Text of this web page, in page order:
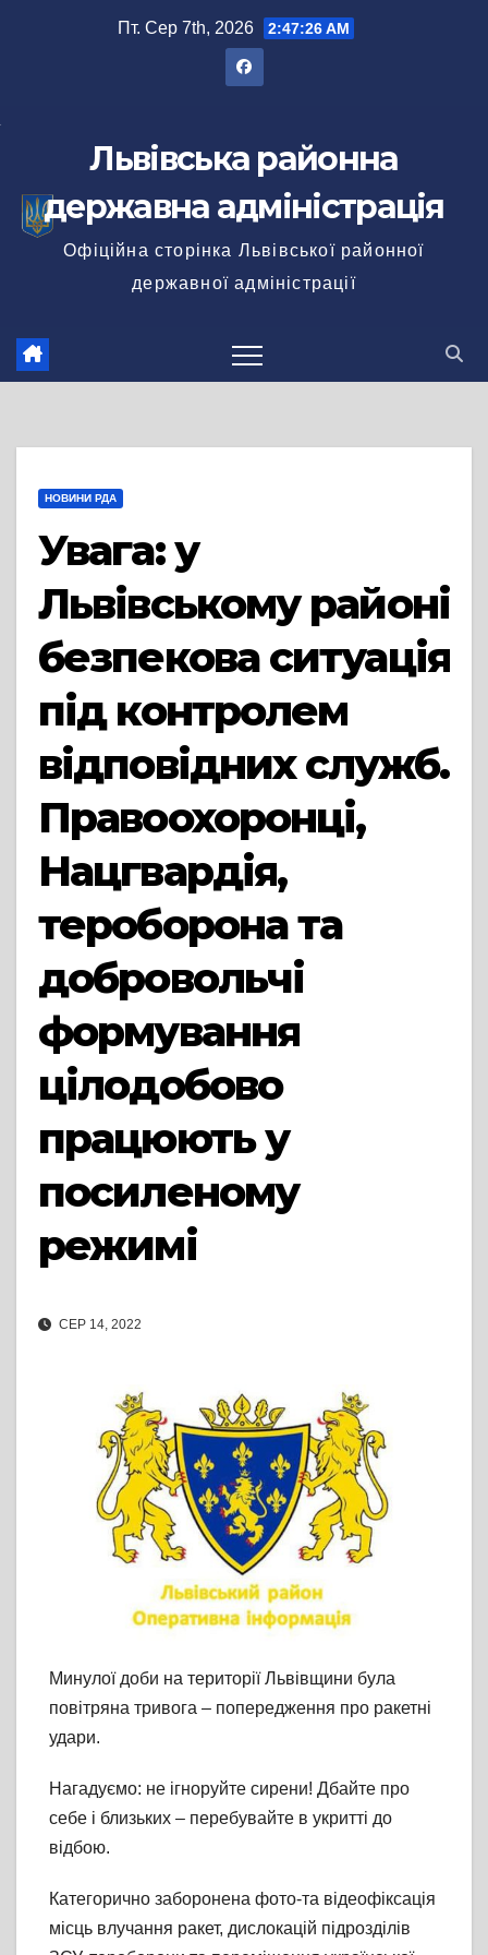
Пт. Сер 7th, 2026 2:47:26 AM
Львівська районна
державна адміністрація
Офіційна сторінка Львівської районної
державної адміністрації
НОВИНИ РДА
Увага: у
Львівському районі
безпекова ситуація
під контролем
відповідних служб.
Правоохоронці,
Нацгвардія,
тероборона та
добровольчі
формування
цілодобово
працюють у
посиленому
режимі
СЕР 14, 2022
Минулої доби на території Львівщини була
повітряна тривога – попередження про ракетні
удари.
Нагадуємо: не ігноруйте сирени! Дбайте про
себе і близьких – перебувайте в укритті до
відбою.
Категорично заборонена фото-та відеофіксація
місць влучання ракет, дислокацій підрозділів